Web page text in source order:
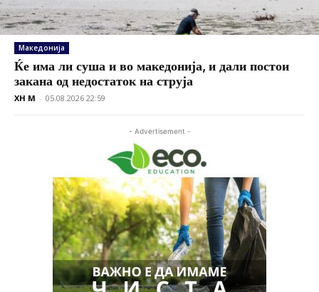
Македонија
Ќе има ли суша и во македонија, и дали постои
закана од недостаток на струја
XH M - 05.08.2026 22:59
- Advertisement -